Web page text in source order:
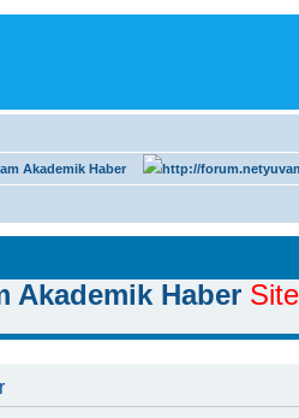
Akademik Haber
Akademik Haber